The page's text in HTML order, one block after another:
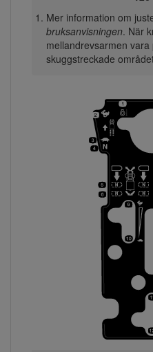
Mer information om
bruksanvisningen. När
mellandrevsarmen
skuggstreckade